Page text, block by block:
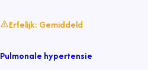
Erfelijk: Gemiddeld
Pulmonale hypertensie